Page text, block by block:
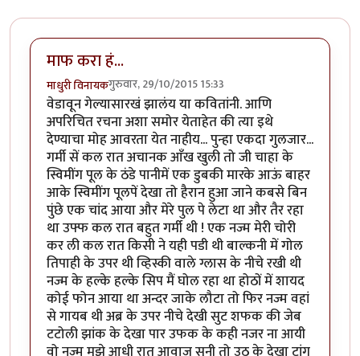
माफ करा हं...
माधुरी विनायकगुरुवार, 29/10/2015 15:33
वेडावून गेल्यासारखं झालंय या कवितांनी. आणि
अपरिचित रचना अशा समोर येताहेत की त्या इथे
देण्याचा मोह आवरता येत नाहीय... पुन्हा एकदा गुलजार...
गर्मी सें कल रात अचानक आँख खुली तो जी चाहा के
स्विमींग पूल के ठंडे पानीमें एक डुबकी मारके आऊं बाहर
आके स्विमींग पूलपें देखा तो हैरान हुआ जाने कबसे बिन
पुंछे एक चांद आया और मेरे पुल पे लेटा था और तैर रहा
था उफ्फ कल रात बहुत गर्मी थी ! एक नज्म मेरी चोरी
कर ली कल रात किसी ने यही पडी थी बाल्कनी में गोल
तिपाही के उपर थी व्हिस्की वाले ग्लास के नीचे रखी थी
नज्म के हल्के हल्के सिप मैं घोल रहा था होठों में शायद
कोई फोन आया था अन्दर जाके लौटा तो फिर नज्म वहां
से गायब थी अब्र के उपर नीचे देखी सुट शफक की जेब
टटोली झांक के देखा पार उफक के कही नजर ना आयी